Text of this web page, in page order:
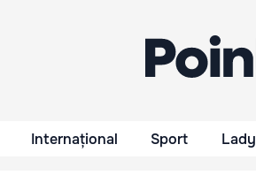
Internațional Sport Lady